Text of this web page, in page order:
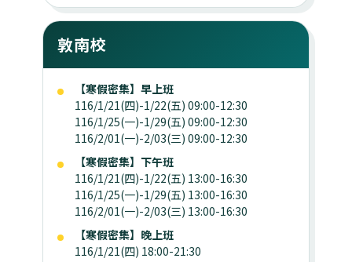
敦南校
【寒假密集】早上班
116/1/21(四)-1/22(五) 09:00-12:30
116/1/25(一)-1/29(五) 09:00-12:30
116/2/01(一)-2/03(三) 09:00-12:30
【寒假密集】下午班
116/1/21(四)-1/22(五) 13:00-16:30
116/1/25(一)-1/29(五) 13:00-16:30
116/2/01(一)-2/03(三) 13:00-16:30
【寒假密集】晚上班
116/1/21(四) 18:00-21:30